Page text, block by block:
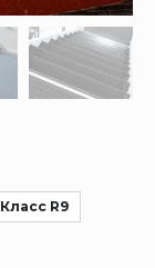
Класс R9